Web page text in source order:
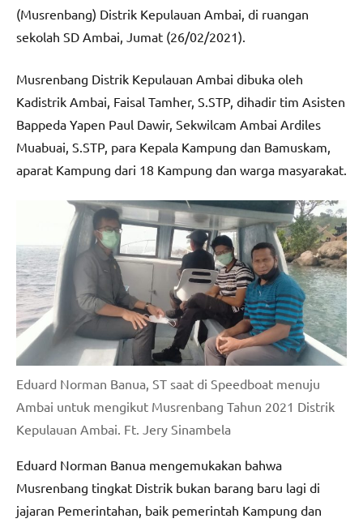
(Musrenbang) Distrik Kepulauan Ambai, di ruangan
sekolah SD Ambai, Jumat (26/02/2021).
Musrenbang Distrik Kepulauan Ambai dibuka oleh
Kadistrik Ambai, Faisal Tamher, S.STP, dihadir tim Asisten
Bappeda Yapen Paul Dawir, Sekwilcam Ambai Ardiles
Muabuai, S.STP, para Kepala Kampung dan Bamuskam,
aparat Kampung dari 18 Kampung dan warga masyarakat.
Eduard Norman Banua, ST saat di Speedboat menuju
Ambai untuk mengikut Musrenbang Tahun 2021 Distrik
Kepulauan Ambai. Ft. Jery Sinambela
Eduard Norman Banua mengemukakan bahwa
Musrenbang tingkat Distrik bukan barang baru lagi di
jajaran Pemerintahan, baik pemerintah Kampung dan